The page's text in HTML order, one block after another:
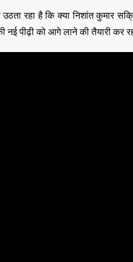
रहा है कि क्या निशांत कुमार
पीढ़ी को आगे लाने की तैयारी कर